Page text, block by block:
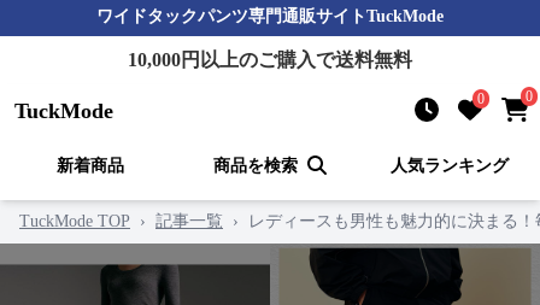
ワイドタックパンツ専門通販サイトTuckMode
10,000円以上のご購入で送料無料
TuckMode 0 0
新着商品 商品を検索 人気ランキング
TuckMode TOP › 記事一覧 › レディースも男性も魅力的に決まる